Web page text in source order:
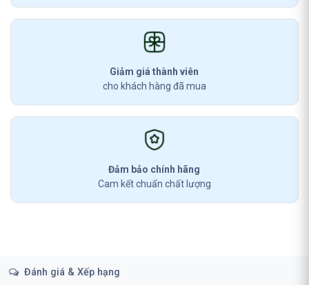
Giảm giá thành viên
cho khách hàng đã mua
Đảm bảo chính hãng
Cam kết chuẩn chất lượng
Đánh giá & Xếp hạng